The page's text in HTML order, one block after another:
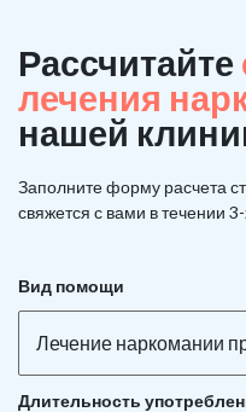
Рассчитайте
лечения
нашей
Заполните форму расчета
свяжется с вами в течении
Вид помощи
Лечение наркомании
Длительность